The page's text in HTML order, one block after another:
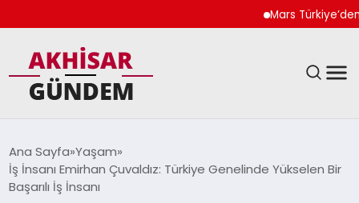
Mars Türkiye’den
DÜNYA
Ana Sayfa Yaşam
İş İnsanı Emirhan Çuvaldız: Türkiye Genelinde Yükselen Bir
Başarılı İş İnsanı